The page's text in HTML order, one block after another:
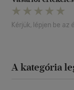
Kérjük, lépjen be az
A kategória